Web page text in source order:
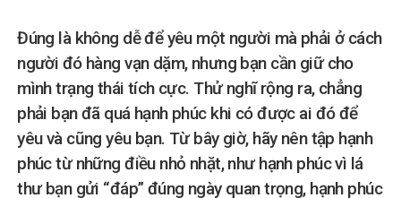
Đúng là không dễ để yêu một người mà phải ở cách
người đó hàng vạn dặm, nhưng bạn cần giữ cho
mình trạng thái tích cực. Thử nghĩ rộng ra, chẳng
phải bạn đã quá hạnh phúc khi có được ai đó để
yêu và cũng yêu bạn. Từ bây giờ, hãy nên tập hạnh
phúc từ những điều nhỏ nhặt, như hạnh phúc vì lá
thư bạn gửi “đáp” đúng ngày quan trọng, hạnh phúc